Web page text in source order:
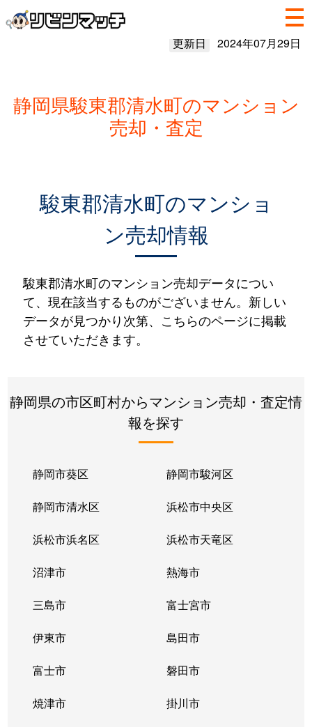
更新日 2024年07月29日
静岡県駿東郡清水町のマンション
売却・査定
駿東郡清水町のマンショ
ン売却情報
駿東郡清水町のマンション売却データについ
て、現在該当するものがございません。新しい
データが見つかり次第、こちらのページに掲載
させていただきます。
静岡県の市区町村からマンション売却・査定情
報を探す
静岡市葵区 静岡市駿河区
静岡市清水区 浜松市中央区
浜松市浜名区 浜松市天竜区
沼津市 熱海市
三島市 富士宮市
伊東市 島田市
富士市 磐田市
焼津市 掛川市